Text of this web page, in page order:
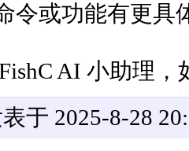
令或功能有更具
AI 小助理
于 2025-8-28